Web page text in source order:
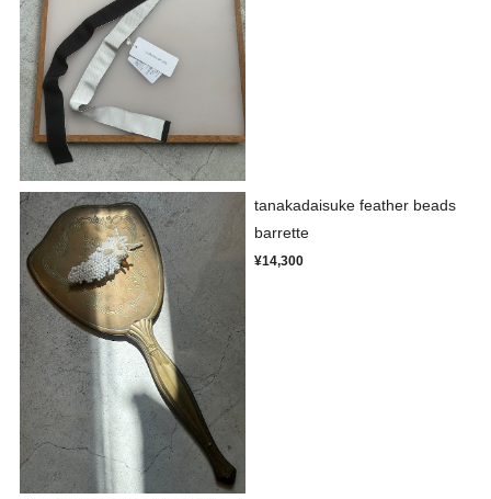
tanakadaisuke feather beads
barrette
¥14,300